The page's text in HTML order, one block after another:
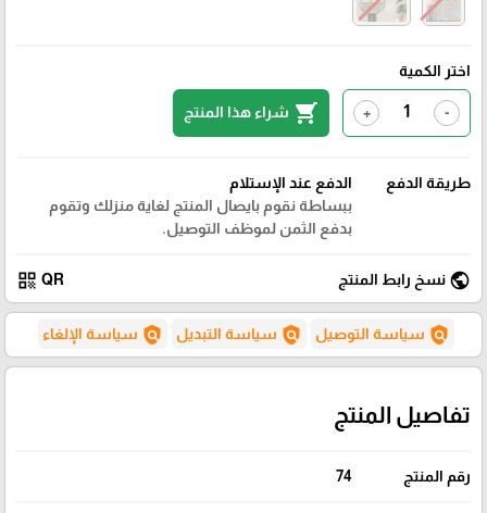
اختر الكمية
-
+
shopping_cart شراء هذا المنتج
طريقة الدفع
الدفع عند الإستلام
ببساطة نقوم بايصال المنتج لغاية منزلك وتقوم
بدفع الثمن لموظف التوصيل.
public نسخ رابط المنتج QR
qr_code
policy سياسة التوصيل policy سياسة التبديل policy سياسة الإلغاء
تفاصيل المنتج
رقم المنتج 74